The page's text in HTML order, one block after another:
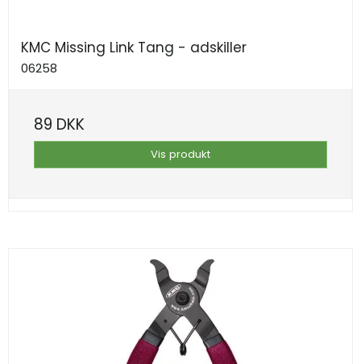
KMC Missing Link Tang - adskiller
06258
89 DKK
Vis produkt